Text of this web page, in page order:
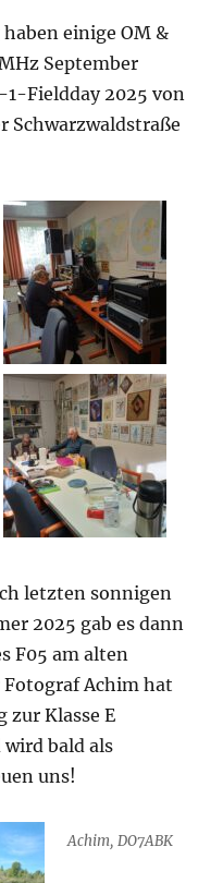
einige OM &
September
Fieldday 2025 von
Schwarzwaldstraße
letzten sonnigen
2025 gab es dann
F05 am alten
Fotograf Achim hat
zur Klasse E
bald als
uns!
Achim, DO7ABK